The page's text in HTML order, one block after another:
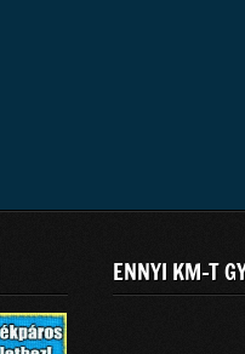
ENNYI KM-T